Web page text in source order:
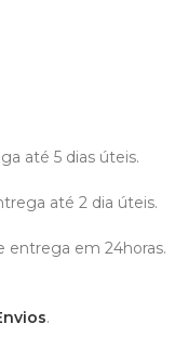
até 5 dias úteis.
até 2 dia úteis.
entrega em 24horas.
.